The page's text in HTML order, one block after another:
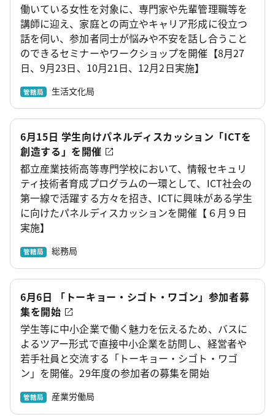
働いている女性を対象に、専門家や先輩管理職等を
講師に迎え、家庭との両立やキャリア形成に役立つ
話を伺い、参加者同士が悩みや不安を話し合うこと
のできるセミナーやワークショップを開催【8月27
日、9月23日、10月21日、12月2日実施】
管轄局 生活文化局
6月15日 学生向けパネルディスカッション「ICTを
創造する」を開催
都立産業技術高等専門学校において、情報セキュリ
ティ技術者育成プログラムの一環として、ICT社会の
第一線で活躍する方々を招き、ICTに興味がある学生
に向けたパネルディスカッションを開催【６月９日
実施】
管轄局 総務局
6月6日 「トーキョー・シゴト・ワゴン」参加者募
集を開始
学生等に中小企業で働く魅力を伝えるため、バスに
よるツアー形式で直接中小企業を訪問し、経営者や
若手社員と交流する「トーキョー・シゴト・ワゴ
ン」を開催。29年度の参加者の募集を開始
管轄局 産業労働局